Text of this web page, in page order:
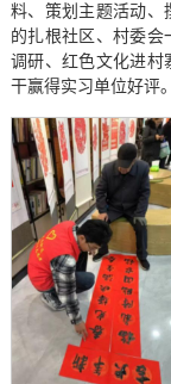
料、策划主题活动、
的扎根社区、村委会
调研、红色文化进村
干赢得实习单位好评。